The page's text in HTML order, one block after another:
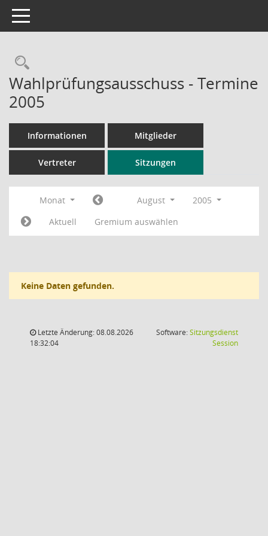
Toggle navigation
Rechercheauswahl
Wahlprüfungsausschuss - Termine
2005
Informationen Mitglieder
Vertreter Sitzungen
Monat August
2005
Aktuell
Gremium auswählen
Keine Daten gefunden.
Letzte Änderung: 08.08.2026
18:32:04
Software:Sitzungsdienst
Session(Wird in